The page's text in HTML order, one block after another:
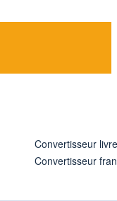
Convertisseur
Convertisseur